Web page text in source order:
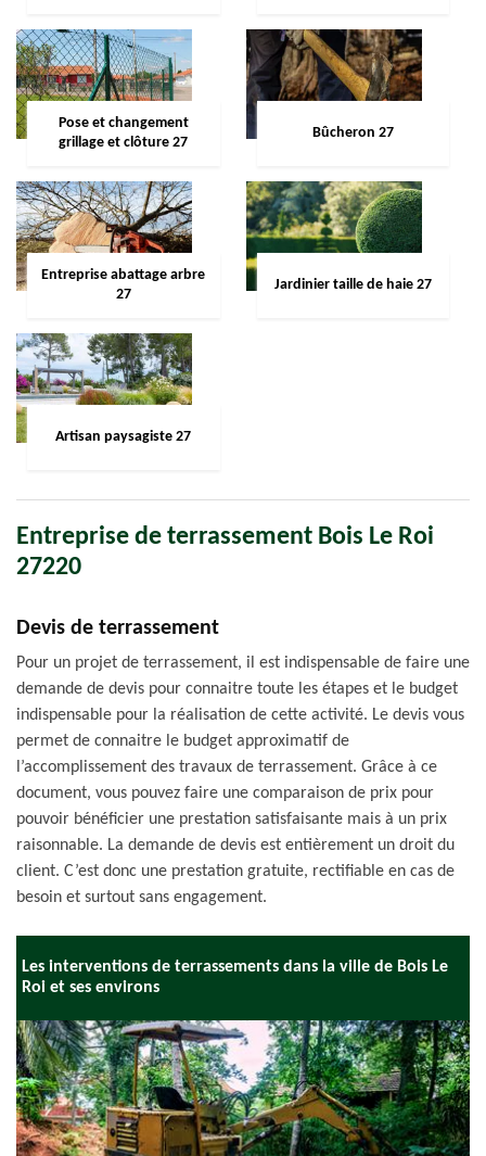
Pose et changement
grillage et clôture 27
Bûcheron 27
Entreprise abattage arbre
27
Jardinier taille de haie 27
Artisan paysagiste 27
Entreprise de terrassement Bois Le Roi
27220
Devis de terrassement
Pour un projet de terrassement, il est indispensable de faire une
demande de devis pour connaitre toute les étapes et le budget
indispensable pour la réalisation de cette activité. Le devis vous
permet de connaitre le budget approximatif de
l’accomplissement des travaux de terrassement. Grâce à ce
document, vous pouvez faire une comparaison de prix pour
pouvoir bénéficier une prestation satisfaisante mais à un prix
raisonnable. La demande de devis est entièrement un droit du
client. C’est donc une prestation gratuite, rectifiable en cas de
besoin et surtout sans engagement.
Les interventions de terrassements dans la ville de Bois Le
Roi et ses environs